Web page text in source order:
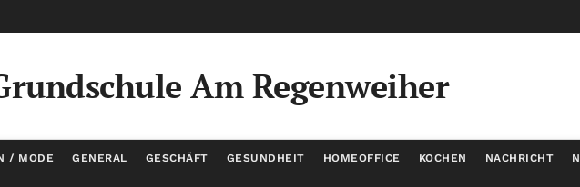
Am Regenweiher
/ MODE GENERAL GESCHÄFT GESUNDHEIT HOMEOFFICE KOCHEN NACHRICHT